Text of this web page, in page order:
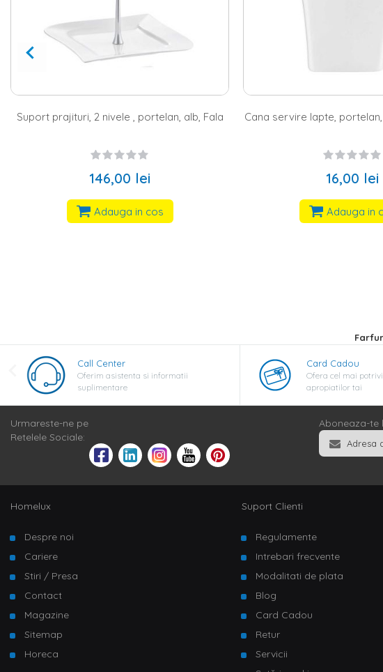
Cana servire lapte, portelan, 180 ml, alb, Fala
16,00 lei
Adauga in cos
Cana servire ceai,
73,00 lei
Adauga in
Call Center
Oferim asistenta si informatii
suplimentare
Card Cadou
Ofera cel mai
apropiatilor tai
Urmareste-ne pe
Retelele Sociale:
Aboneaza-te
Homelux
Despre noi
Cariere
Stiri / Presa
Contact
Magazine
Sitemap
Horeca
Suport Clienti
Regulamente
Intrebari frecvente
Modalitati de plata
Blog
Card Cadou
Retur
Servicii